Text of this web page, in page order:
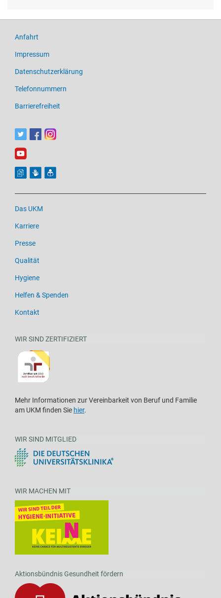
Anfahrt
Impressum
Datenschutzerklärung
Telefonnummern
Barrierefreiheit
Das UKM
Karriere
Presse
Qualität
Hygiene
Helfen & Spenden
Kontakt
WIR SIND ZERTIFIZIERT
Mehr Informationen zur Vereinbarkeit von Beruf und Familie
am UKM finden Sie hier.
WIR SIND MITGLIED
WIR MACHEN MIT
Aktionsbündnis Gesundheit fördern